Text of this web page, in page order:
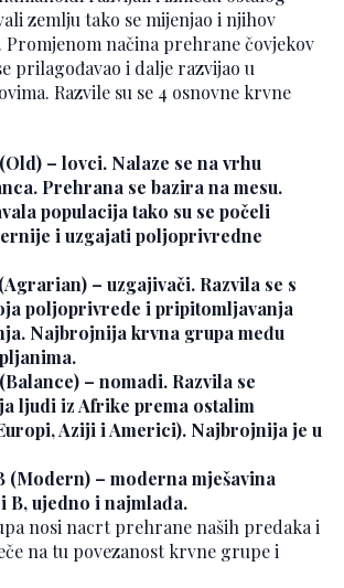
zemlju tako se mijenjao i njihov
načina prehrane čovjekov
prilagođavao i dalje razvijao u
Razvile su se 4 osnovne krvne
– lovci. Nalaze se na vrhu
Prehrana se bazira na mesu.
populacija tako su se počeli
i uzgajati poljoprivredne
– uzgajivači. Razvila se s
poljoprivrede i pripitomljavanja
Najbrojnija krvna grupa među
– nomadi. Razvila se
ljudi iz Afrike prema ostalim
Aziji i Americi). Najbrojnija je u
(Modern) – moderna mješavina
B, ujedno i najmlađa.
nosi nacrt prehrane naših predaka i
na tu povezanost krvne grupe i